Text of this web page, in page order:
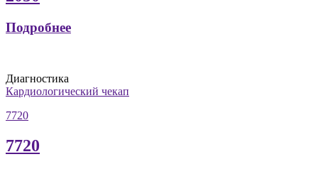
Подробнее
Диагностика
Кардиологический чекап
7720
7720